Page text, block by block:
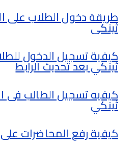
طريقة دخول الطلاب على
ثينكى
كيفية تسجيل الدخول
ثينكي بعد تحديث الرابط
كيفيه تسجيل الطالب فى
ثينكي
كيفية رفع المحاضرات